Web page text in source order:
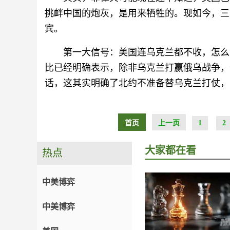
挑衅中国的炮灰，是用来牺牲的。现如今，
宾。
第一大信号：美国连乌克兰都不收，怎
比已经明确表示，除非乌克兰打赢俄乌战争
话，这其实明确了北约不准备替乌克兰打仗
首页 上一页 1 2
热点
中美博弈
中美博弈
大家都在看